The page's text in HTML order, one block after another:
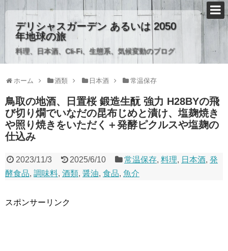
デリシャスガーデン あるいは 2050
年地球の旅
料理、日本酒、Cli-Fi、生態系、気候変動のブログ
ホーム 酒類 日本酒 常温保存
鳥取の地酒、日置桜 鍛造生酛 強力 H28BYの飛
び切り燗でいなだの昆布じめと漬け、塩麹焼き
や照り焼きをいただく＋発酵ピクルスや塩麹の
仕込み
2023/11/3 2025/6/10 常温保存,料理, 日本酒,発
酵食品, 調味料, 酒類, 醤油, 食品, 魚介
スポンサーリンク